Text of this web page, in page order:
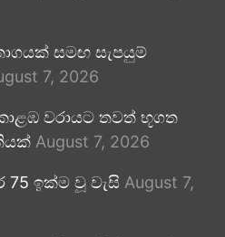
සමඟ සැපයුම්
7, 2026
වරායට තවත් භූගත
August 7, 2026
75 ඉක්ම වූ වැසි August 7,